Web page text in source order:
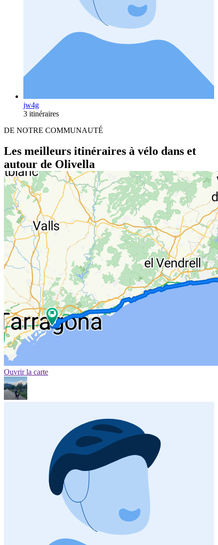
jw4g
3 itinéraires
DE NOTRE COMMUNAUTÉ
Les meilleurs itinéraires à vélo dans et
autour de Olivella
Ouvrir la carte